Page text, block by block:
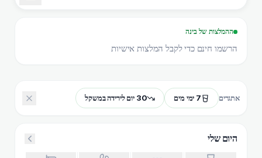
ההמלצות של בינה
הרשמו חינם כדי לקבל המלצות אישיות
אתגרים 7 ימי מים 30 יום לירידה במשקל
היום שלי